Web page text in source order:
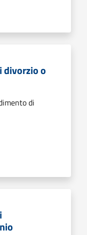
divorzio o
di